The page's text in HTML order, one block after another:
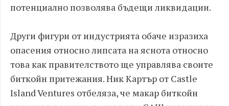
потенциално позволява бъдещи ликвидации.
Други фигури от индустрията обаче изразиха
опасения относно липсата на яснота относно
това как правителството ще управлява своите
биткойн притежания. Ник Картър от Castle
Island Ventures отбеляза, че макар биткойн